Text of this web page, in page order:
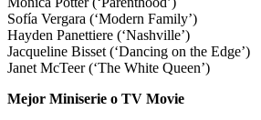
Sofía Vergara (‘Modern Family’)
Hayden Panettiere (‘Nashville’)
Jacqueline Bisset (‘Dancing on the Edge’)
Janet McTeer (‘The White Queen’)
Mejor Miniserie o TV Movie